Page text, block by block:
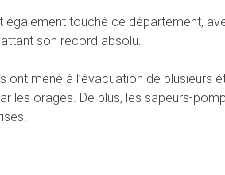
également touché ce département,
son record absolu.
ont mené à l’évacuation de plusieurs
les orages. De plus, les sapeurs-